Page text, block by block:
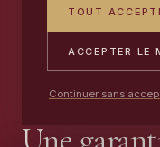
— NOTRE
TOUT
ACCEPTER LE
Continuer sans